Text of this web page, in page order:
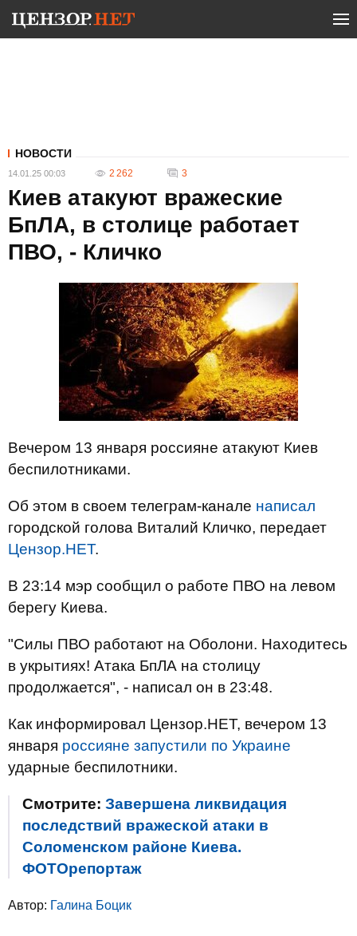
НОВОСТИ
14.01.25 00:03 2 262 3
Киев атакуют вражеские
БпЛА, в столице работает
ПВО, - Кличко
Вечером 13 января россияне атакуют Киев
беспилотниками.
Об этом в своем телеграм-канале написал
городской голова Виталий Кличко, передает
Цензор.НЕТ.
В 23:14 мэр сообщил о работе ПВО на левом
берегу Киева.
"Силы ПВО работают на Оболони. Находитесь
в укрытиях! Атака БпЛА на столицу
продолжается", - написал он в 23:48.
Как информировал Цензор.НЕТ, вечером 13
января россияне запустили по Украине
ударные беспилотники.
Смотрите: Завершена ликвидация
последствий вражеской атаки в
Соломенском районе Киева.
ФОТОрепортаж
Автор: Галина Боцик